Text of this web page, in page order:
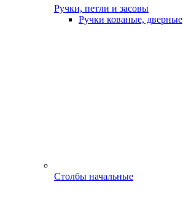
Ручки, петли и засовы
Ручки кованые, дверные
Столбы начальные